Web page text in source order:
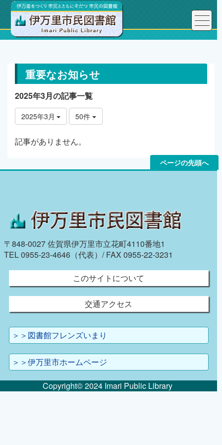
トップページ 重要なお知らせ
重要なお知らせ
2025年3月の記事一覧
2025年3月 50件
記事がありません。
ページの先頭へ
〒848-0027 佐賀県伊万里市立花町4110番地1
TEL 0955-23-4646（代表）/ FAX 0955-22-3231
このサイトについて
交通アクセス
＞＞図書館フレンズいまり
＞＞伊万里市ホームページ
Copyright© 2024 Imari Public Library